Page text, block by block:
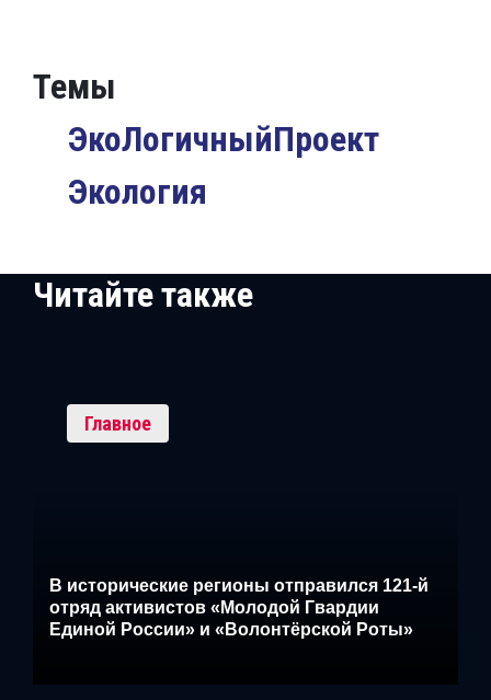
Темы
ЭкоЛогичныйПроект
Экология
Читайте также
Главное
В исторические регионы отправился 121-й
отряд активистов «Молодой Гвардии
Единой России» и «Волонтёрской Роты»